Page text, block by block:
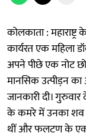
कोलकाता :
कार्यरत एक महिला
अपने पीछे एक नोट
मानसिक उत्पीड़न
जानकारी दी।
के कमरे में उनका शव
थीं और फलटण के एक